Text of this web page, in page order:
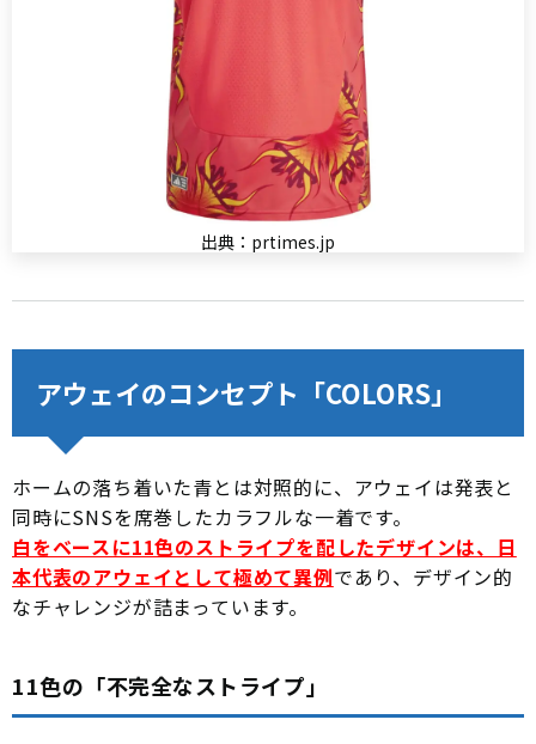
出典：prtimes.jp
アウェイのコンセプト「COLORS」
ホームの落ち着いた青とは対照的に、アウェイは発表と
同時にSNSを席巻したカラフルな一着です。
白をベースに11色のストライプを配したデザインは、日
本代表のアウェイとして極めて異例であり、デザイン的
なチャレンジが詰まっています。
11色の「不完全なストライプ」